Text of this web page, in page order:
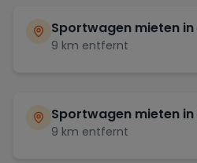
Sportwagen mieten in
9 km entfernt
Sportwagen mieten in
9 km entfernt